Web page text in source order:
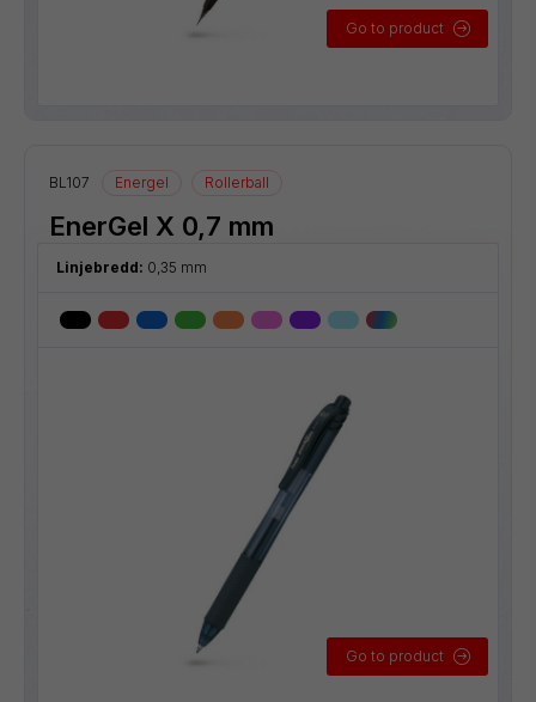
Go to product
BL107 Energel Rollerball
EnerGel X 0,7 mm
Linjebredd: 0,35 mm
Go to product